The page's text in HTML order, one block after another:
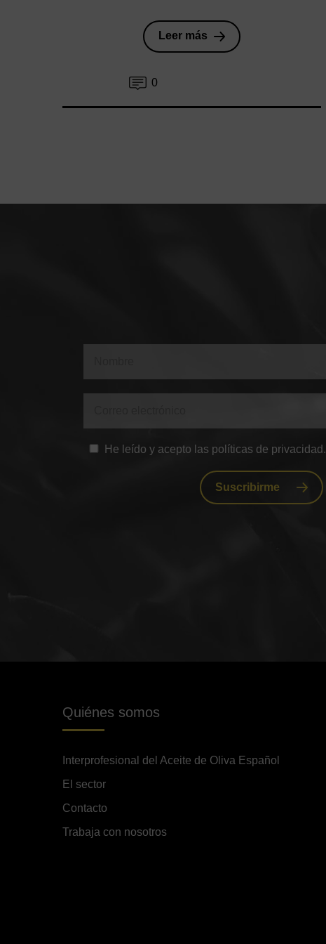
Leer más
0
He leído y acepto las políticas de privacidad.
Suscribirme
Quiénes somos
Interprofesional del Aceite de Oliva Español
El sector
Contacto
Trabaja con nosotros